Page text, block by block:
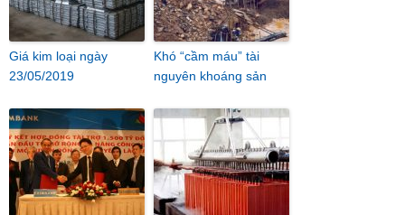
Giá kim loại ngày
23/05/2019
Khó “cầm máu” tài
nguyên khoáng sản